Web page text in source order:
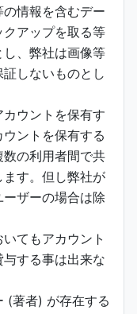
情報を含むデー
アップを取る等
、弊社は画像等
しないものとし
ウントを保有す
ントを保有する
の利用者間で共
す。但し弊社が
ザーの場合は除
てもアカウント
する事は出来な
(著者) が存在する